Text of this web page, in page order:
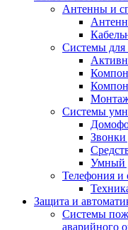
Антенны и
Системы для
Системы
Звонки
Умный
Телефония и
Защита и
Системы
аварийного